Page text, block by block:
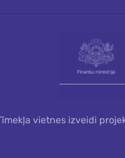
vietnes izveidi